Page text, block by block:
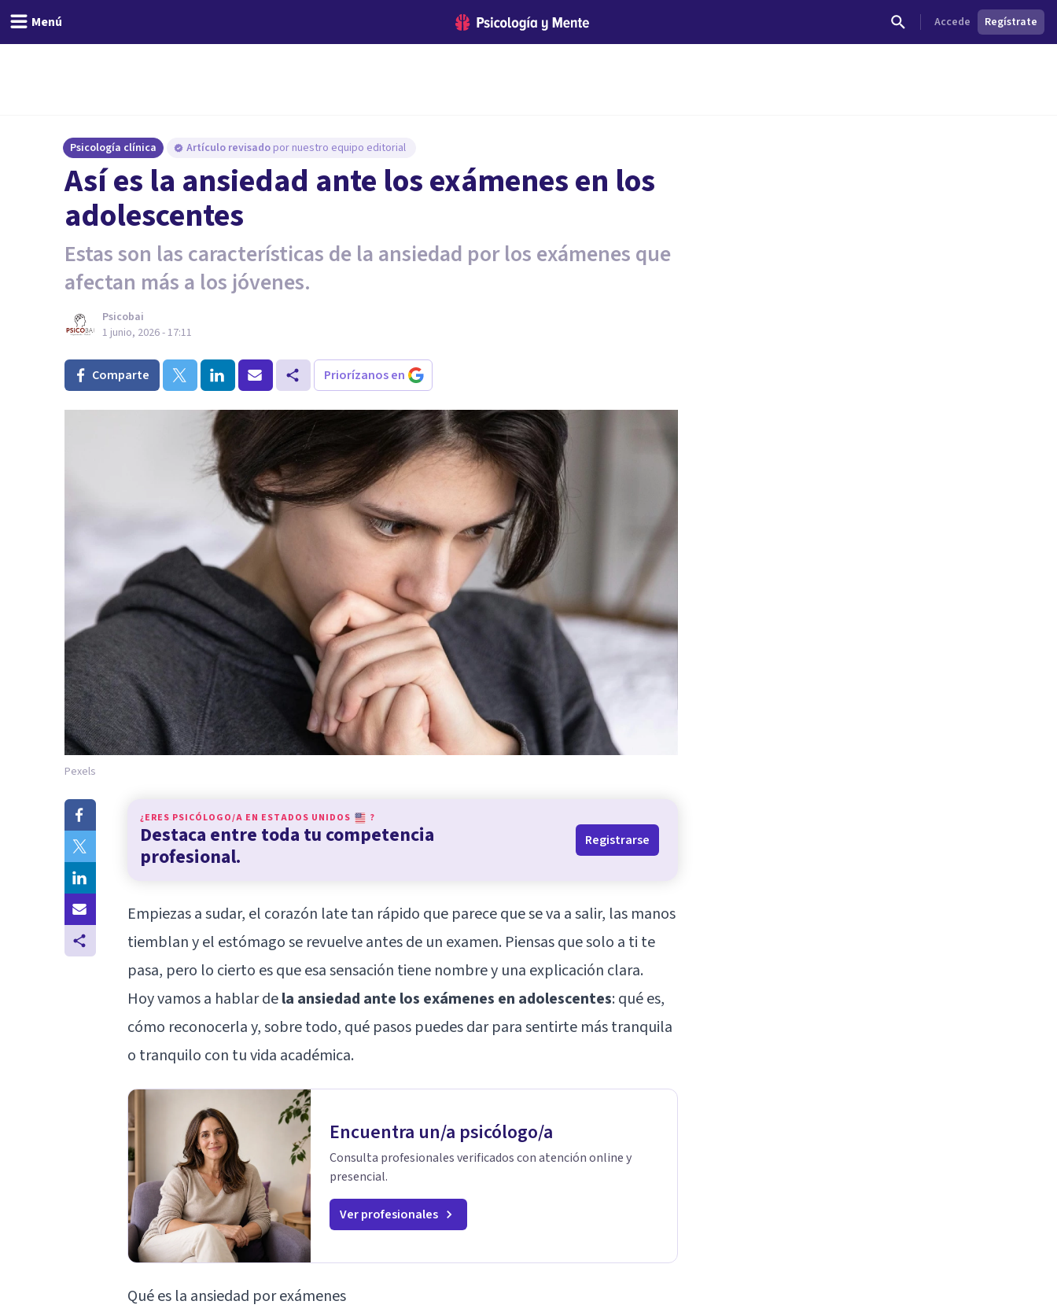
Menú Accede Regístrate
Psicología clínica Artículo revisado por nuestro equipo editorial
Así es la ansiedad ante los exámenes en los
adolescentes
Estas son las características de la ansiedad por los exámenes que
afectan más a los jóvenes.
Psicobai
1 junio, 2026 - 17:11
Comparte Priorízanos en
Pexels
¿ERES PSICÓLOGO/A EN ESTADOS UNIDOS ?
Destaca entre toda tu competencia
profesional.
Registrarse
Empiezas a sudar, el corazón late tan rápido que parece que se va a salir, las manos
tiemblan y el estómago se revuelve antes de un examen. Piensas que solo a ti te
pasa, pero lo cierto es que esa sensación tiene nombre y una explicación clara.
Hoy vamos a hablar dela ansiedad ante los exámenes en adolescentes: qué es,
cómo reconocerla y, sobre todo, qué pasos puedes dar para sentirte más tranquila
o tranquilo con tu vida académica.
Encuentra un/a psicólogo/a
Consulta profesionales verificados con atención online y
presencial.
Ver profesionales
Qué es la ansiedad por exámenes